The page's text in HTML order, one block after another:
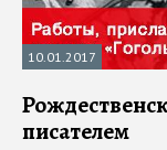
10.01.2017
писателем